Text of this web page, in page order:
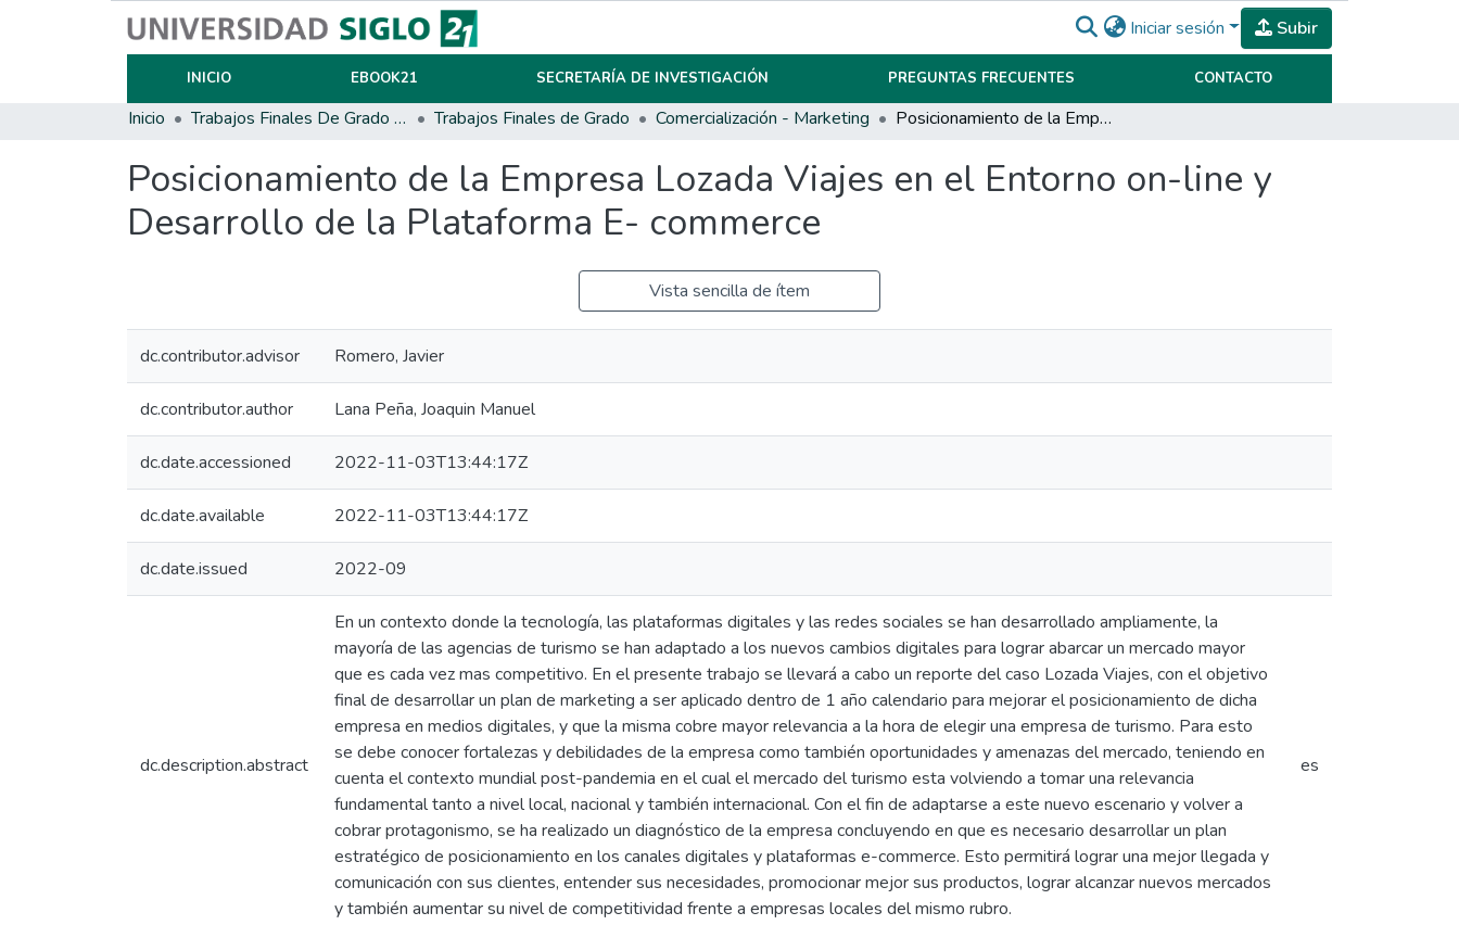
Iniciar sesión Subir
INICIO EBOOK21 SECRETARÍA DE INVESTIGACIÓN PREGUNTAS FRECUENTES CONTACTO
Inicio Trabajos Finales De Grado Y Posgrado Trabajos Finales de Grado Comercialización - Marketing Posicionamiento de la Empresa Lozada Viajes en el Entorno on-line y Desarrollo de la Plataforma E- commerce
Posicionamiento de la Empresa Lozada Viajes en el Entorno on-line y
Desarrollo de la Plataforma E- commerce
Vista sencilla de ítem
dc.contributor.advisor Romero, Javier
dc.contributor.author Lana Peña, Joaquin Manuel
dc.date.accessioned 2022-11-03T13:44:17Z
dc.date.available 2022-11-03T13:44:17Z
dc.date.issued 2022-09
dc.description.abstract
En un contexto donde la tecnología, las plataformas digitales y las redes sociales se han desarrollado ampliamente, la
mayoría de las agencias de turismo se han adaptado a los nuevos cambios digitales para lograr abarcar un mercado mayor
que es cada vez mas competitivo. En el presente trabajo se llevará a cabo un reporte del caso Lozada Viajes, con el objetivo
final de desarrollar un plan de marketing a ser aplicado dentro de 1 año calendario para mejorar el posicionamiento de dicha
empresa en medios digitales, y que la misma cobre mayor relevancia a la hora de elegir una empresa de turismo. Para esto
se debe conocer fortalezas y debilidades de la empresa como también oportunidades y amenazas del mercado, teniendo en
cuenta el contexto mundial post-pandemia en el cual el mercado del turismo esta volviendo a tomar una relevancia
fundamental tanto a nivel local, nacional y también internacional. Con el fin de adaptarse a este nuevo escenario y volver a
cobrar protagonismo, se ha realizado un diagnóstico de la empresa concluyendo en que es necesario desarrollar un plan
estratégico de posicionamiento en los canales digitales y plataformas e-commerce. Esto permitirá lograr una mejor llegada y
comunicación con sus clientes, entender sus necesidades, promocionar mejor sus productos, lograr alcanzar nuevos mercados
y también aumentar su nivel de competitividad frente a empresas locales del mismo rubro.
es